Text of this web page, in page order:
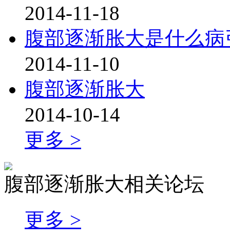
2014-11-18
腹部逐渐胀大是什么
2014-11-10
腹部逐渐胀大
2014-10-14
更多 >
腹部逐渐胀大相关论坛
更多 >